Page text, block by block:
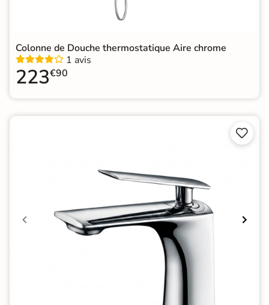
Colonne de Douche thermostatique Aire chrome
1 avis
223€90

